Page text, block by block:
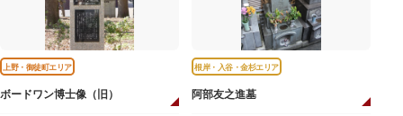
上野・御徒町エリア
ボードワン博士像（旧）
根岸・入谷・金杉エリア
阿部友之進墓